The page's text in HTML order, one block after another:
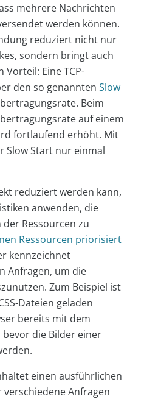
mehrere Nachrichten
werden können.
reduziert nicht nur
sondern bringt auch
Eine TCP-
den so genannten Slow
Beim
auf einem
fortlaufend erhöht. Mit
Slow Start nur einmal
reduziert werden kann,
anwenden, die
Ressourcen zu
Ressourcen priorisiert
kennzeichnet
Anfragen, um die
Zum Beispiel ist
Dateien geladen
bereits mit dem
die Bilder einer
einen ausführlichen
Anfragen